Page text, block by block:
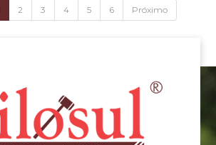
2 3 4 5 6 Próximo